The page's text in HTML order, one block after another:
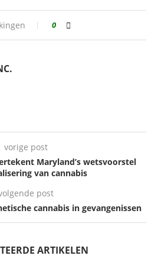
0
vorige post
Maryland’s wetsvoorstel
van cannabis
post
cannabis in gevangenissen
ARTIKELEN